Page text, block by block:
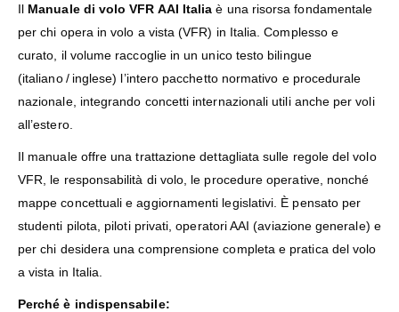
Il Manuale di volo VFR AAI Italia è una risorsa fondamentale
per chi opera in volo a vista (VFR) in Italia. Complesso e
curato, il volume raccoglie in un unico testo bilingue
(italiano / inglese) l’intero pacchetto normativo e procedurale
nazionale, integrando concetti internazionali utili anche per voli
all’estero.
Il manuale offre una trattazione dettagliata sulle regole del volo
VFR, le responsabilità di volo, le procedure operative, nonché
mappe concettuali e aggiornamenti legislativi. È pensato per
studenti pilota, piloti privati, operatori AAI (aviazione generale) e
per chi desidera una comprensione completa e pratica del volo
a vista in Italia.
Perché è indispensabile: